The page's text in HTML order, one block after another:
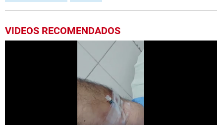
VIDEOS RECOMENDADOS